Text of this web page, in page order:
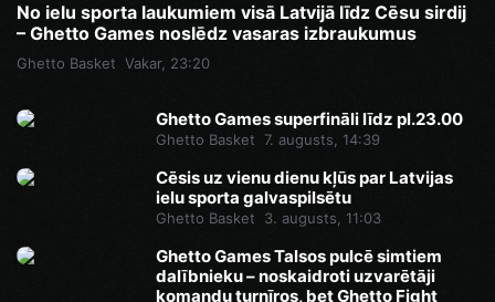
No ielu sporta laukumiem visā Latvijā līdz Cēsu sirdij
– Ghetto Games noslēdz vasaras izbraukumus
Ghetto Basket Vakar, 23:20
Ghetto Games superfināli līdz pl.23.00
Ghetto Basket 7. augusts, 14:39
Cēsis uz vienu dienu kļūs par Latvijas
ielu sporta galvaspilsētu
Ghetto Basket 3. augusts, 11:03
Ghetto Games Talsos pulcē simtiem
dalībnieku – noskaidroti uzvarētāji
komandu turnīros, bet Ghetto Fight